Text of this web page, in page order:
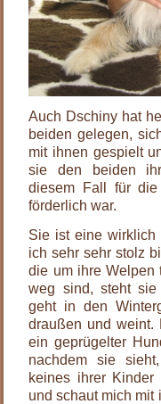
Auch Dschiny hat
beiden gelegen,
mit ihnen gespielt
sie den beiden
diesem Fall für die
förderlich war.
Sie ist eine wirklich
ich sehr sehr stolz
die um ihre Welpen
weg sind, steht sie
geht in den
draußen und
ein geprügelter
nachdem sie
keines ihrer
und schaut mich mit